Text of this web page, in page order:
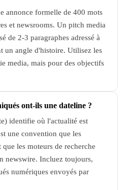
annonce formelle de 400 mots
et newsrooms. Un pitch media
de 2-3 paragraphes adressé à
un angle d'histoire. Utilisez les
media, mais pour des objectifs
ont-ils une dateline ?
identifie où l'actualité est
une convention que les
les moteurs de recherche
newswire. Incluez toujours,
numériques envoyés par